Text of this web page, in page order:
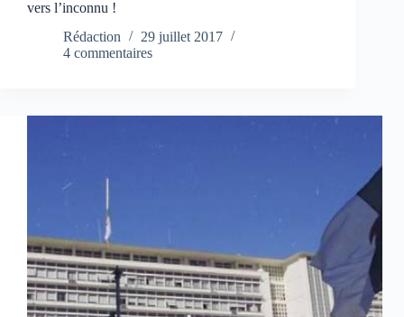
vers l’inconnu !
Rédaction
29 juillet 2017
4 commentaires